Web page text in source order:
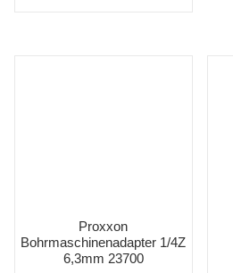
Proxxon
Bohrmaschinenadapter 1/4Z
6,3mm 23700